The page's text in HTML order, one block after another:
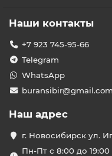
Наши контакты
+7 923 745-95-66
Telegram
WhatsApp
buransibir@gmail.com
Наш адрес
г. Новосибирск ул.
Пн-Пт с 8:00 до 19:00